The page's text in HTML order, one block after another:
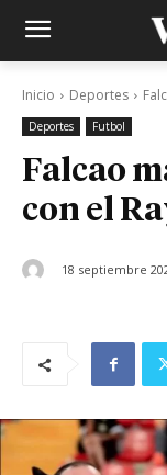
Inicio Deportes
Deportes Futbol
Falcao
con el
18 septiembre